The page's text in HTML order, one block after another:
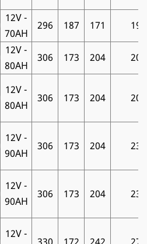
12V -
70AH
296 187 171 19
12V -
80AH
306 173 204 20
12V -
80AH
306 173 204 20
12V -
90AH
306 173 204 23
12V -
90AH
306 173 204 23
12V -
330 172 242 27